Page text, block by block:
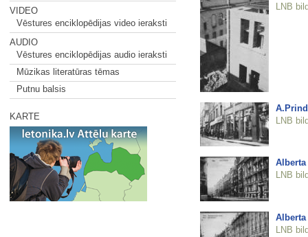
VIDEO
Vēstures enciklopēdijas video ieraksti
AUDIO
Vēstures enciklopēdijas audio ieraksti
Mūzikas literatūras tēmas
Putnu balsis
KARTE
LNB
LNB
Alberta
LNB
Alberta
LNB